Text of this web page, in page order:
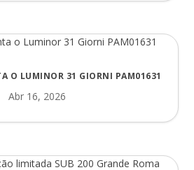
O LUMINOR 31 GIORNI PAM01631
Abr 16, 2026